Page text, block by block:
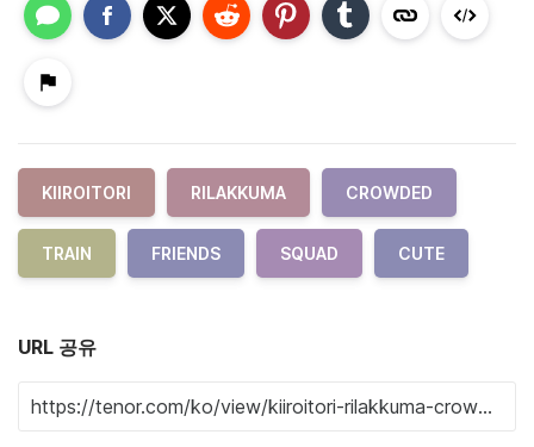
KIIROITORI RILAKKUMA CROWDED
TRAIN FRIENDS SQUAD CUTE
URL 공유